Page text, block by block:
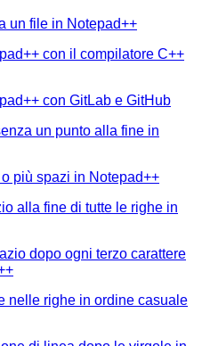
un file in Notepad++
con il compilatore C++
con GitLab e GitHub
un punto alla fine in
più spazi in Notepad++
alla fine di tutte le righe in
dopo ogni terzo carattere
nelle righe in ordine casuale